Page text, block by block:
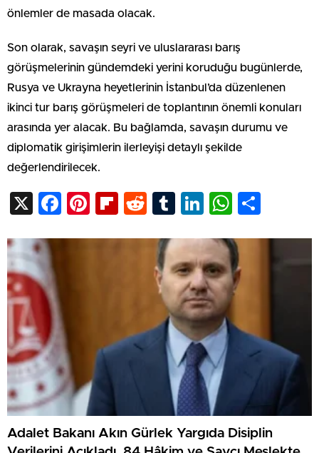
önlemler de masada olacak.
Son olarak, savaşın seyri ve uluslararası barış
görüşmelerinin gündemdeki yerini koruduğu bugünlerde,
Rusya ve Ukrayna heyetlerinin İstanbul’da düzenlenen
ikinci tur barış görüşmeleri de toplantının önemli konuları
arasında yer alacak. Bu bağlamda, savaşın durumu ve
diplomatik girişimlerin ilerleyişi detaylı şekilde
değerlendirilecek.
X Facebook
Pinterest
Flipboard
RedditTumblr
LinkedIn
Adalet Bakanı Akın Gürlek Yargıda Disiplin